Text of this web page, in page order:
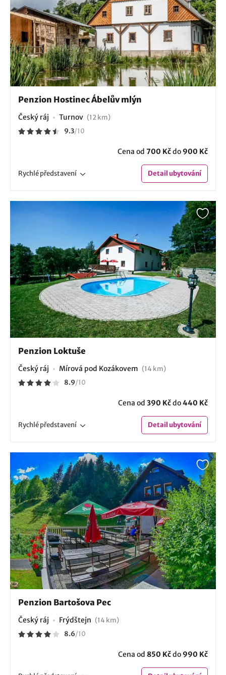
Penzion Hostinec Ábelův mlýn
Český ráj Turnov (12 km)
9.3/10
Cena od 700 Kčdo 900 Kč
Rychlépředstavení Detailubytování
Penzion Loktuše
Český ráj Mírová pod Kozákovem (14 km)
8.9/10
Cena od 390 Kčdo440 Kč
Rychlépředstavení Detailubytování
Penzion Bartošova Pec
Český ráj Frýdštejn (14 km)
8.6/10
Cena od 850 Kčdo 990 Kč